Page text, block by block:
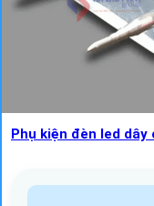
Phụ kiện đèn led dây